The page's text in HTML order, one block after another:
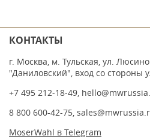
КОНТАКТЫ
г. Москва, м. Тульская, ул.
"Даниловский", вход со стороны
+7 495 212-18-49,
8 800 600-42-75,
MoserWahl в Telegram